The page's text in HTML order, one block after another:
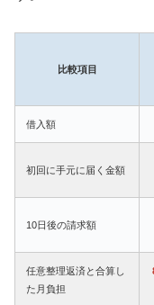
比較項目
借入額
初回に手元に届く金額
10日後の請求額
任意整理返済と合算し
た月負担